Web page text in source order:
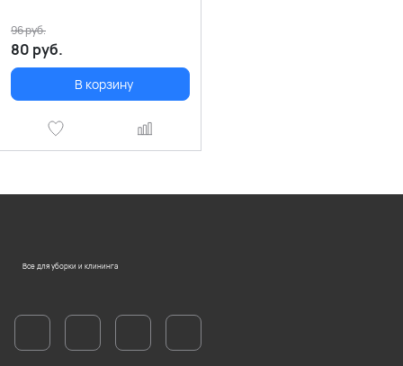
80 руб.
96руб.
В корзину
Все для уборки и клининга